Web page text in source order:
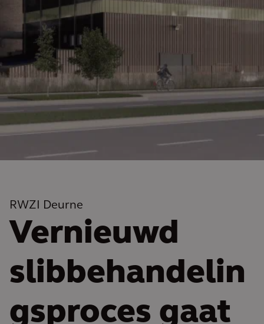
RWZI Deurne
Vernieuwd
slibbehandelin
gsproces gaat